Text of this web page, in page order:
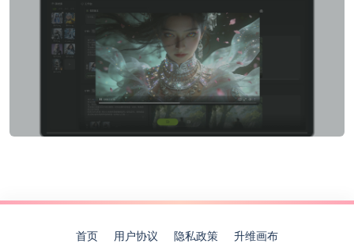
首页 用户协议 隐私政策 升维画布